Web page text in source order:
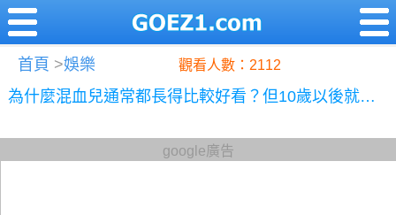
首頁 >娛樂 觀看人數：2112
為什麼混血兒通常都長得比較好看？但10歲以後就…
google廣告